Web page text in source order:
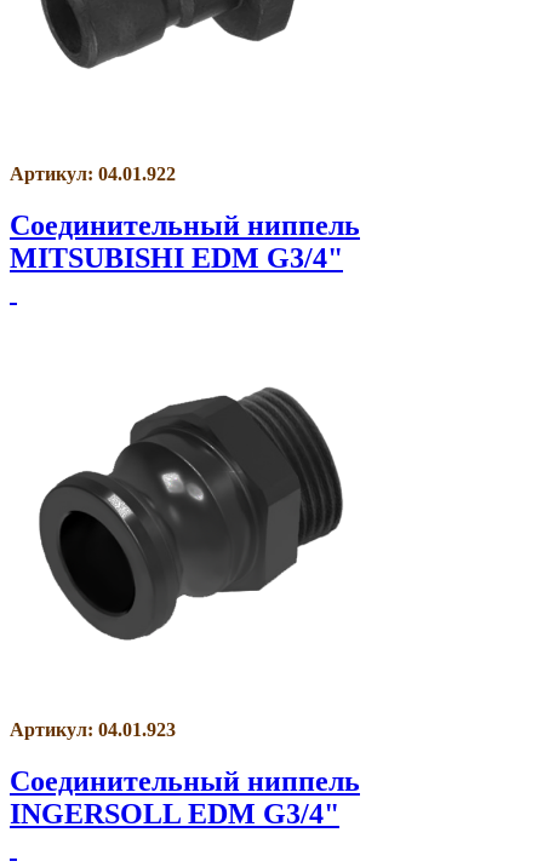
Артикул: 04.01.922
Соединительный ниппель
MITSUBISHI EDM G3/4"
Артикул: 04.01.923
Соединительный ниппель
INGERSOLL EDM G3/4"